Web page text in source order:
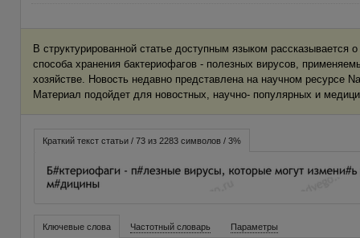
В структурированной статье доступным языком рассказывается о
способа хранения бактериофагов - полезных вирусов,
хозяйстве. Новость недавно представлена на научном ресурсе
Материал подойдет для новостных, научно- популярных и
Краткий текст статьи / 73 из 2283 символов / 3%
Ключевые слова Частотный словарь Параметры